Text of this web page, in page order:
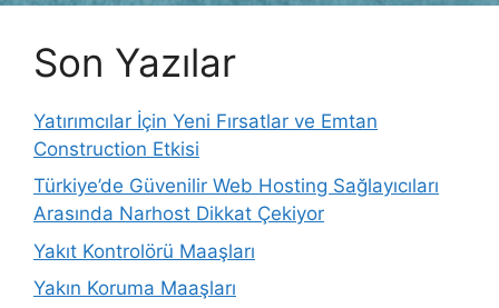
Son Yazılar
Yatırımcılar İçin Yeni Fırsatlar ve Emtan
Construction Etkisi
Türkiye’de Güvenilir Web Hosting Sağlayıcıları
Arasında Narhost Dikkat Çekiyor
Yakıt Kontrolörü Maaşları
Yakın Koruma Maaşları